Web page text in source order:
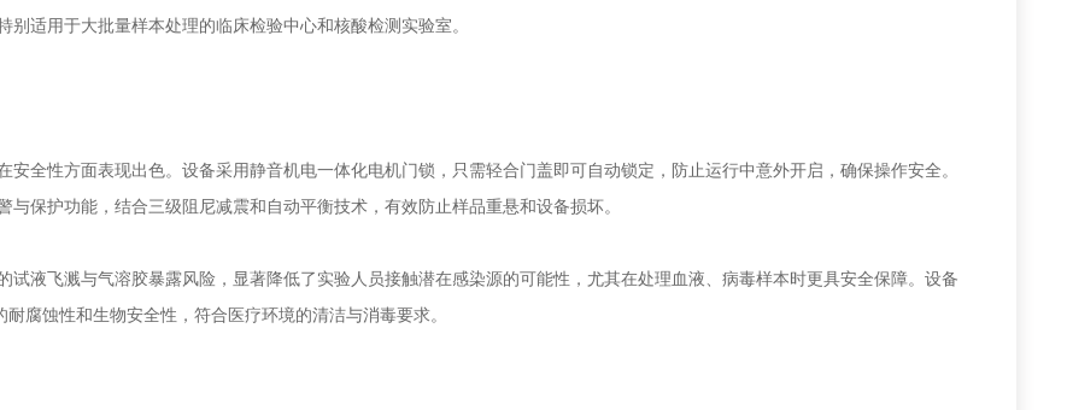
适用于大批量样本处理的临床检验中心和核酸检测实验室。
性方面表现出色。设备采用‌静音机电一体化电机门锁‌，只需轻合门盖即可自动锁定，防止运行中意外开启，确保操作安全。
保护功能，结合三级阻尼减震和自动平衡技术，有效防止样品重悬和设备损坏。
飞溅与气溶胶暴露风险‌，显著降低了实验人员接触潜在感染源的可能性，尤其在处理血液、病毒样本时更具安全保障。设备
腐蚀性和生物安全性，符合医疗环境的清洁与消毒要求。